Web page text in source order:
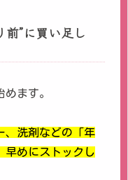
”に買い足し
ます。
、洗剤などの「年
早めにストックし